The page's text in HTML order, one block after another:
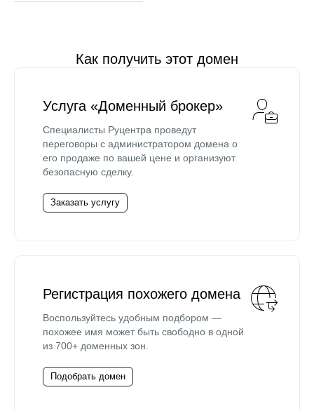
Как получить этот домен
Услуга «Доменный брокер»
Специалисты Руцентра проведут
переговоры с администратором домена о
его продаже по вашей цене и организуют
безопасную сделку.
Заказать услугу
Регистрация похожего домена
Воспользуйтесь удобным подбором —
похожее имя может быть свободно в одной
из 700+ доменных зон.
Подобрать домен